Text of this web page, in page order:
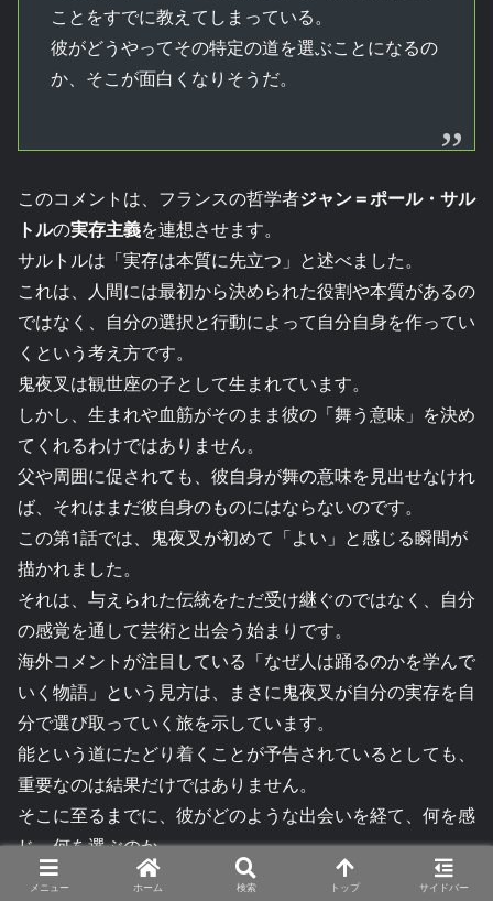
ことをすでに教えてしまっている。
彼がどうやってその特定の道を選ぶことになるの
か、そこが面白くなりそうだ。
このコメントは、フランスの哲学者ジャン＝ポール・サル
トルの実存主義を連想させます。
サルトルは「実存は本質に先立つ」と述べました。
これは、人間には最初から決められた役割や本質があるの
ではなく、自分の選択と行動によって自分自身を作ってい
くという考え方です。
鬼夜叉は観世座の子として生まれています。
しかし、生まれや血筋がそのまま彼の「舞う意味」を決め
てくれるわけではありません。
父や周囲に促されても、彼自身が舞の意味を見出せなけれ
ば、それはまだ彼自身のものにはならないのです。
この第1話では、鬼夜叉が初めて「よい」と感じる瞬間が
描かれました。
それは、与えられた伝統をただ受け継ぐのではなく、自分
の感覚を通して芸術と出会う始まりです。
海外コメントが注目している「なぜ人は踊るのかを学んで
いく物語」という見方は、まさに鬼夜叉が自分の実存を自
分で選び取っていく旅を示しています。
能という道にたどり着くことが予告されているとしても、
重要なのは結果だけではありません。
そこに至るまでに、彼がどのような出会いを経て、何を感
じ、何を選ぶのか。
その主体的な選択こそが、サルトル的な意味での「自分を
メニュー ホーム 検索 トップ サイドバー